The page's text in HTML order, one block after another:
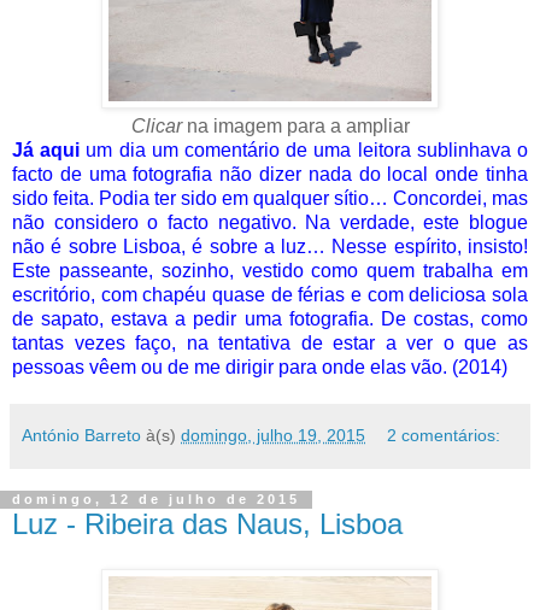
Clicarna imagem para a ampliar
Já aqui um dia um comentário de uma leitora sublinhava o
facto de uma fotografia não dizer nada do local onde tinha
sido feita. Podia ter sido em qualquer sítio… Concordei, mas
não considero o facto negativo. Na verdade, este blogue
não é sobre Lisboa, é sobre a luz… Nesse espírito, insisto!
Este passeante, sozinho, vestido como quem trabalha em
escritório, com chapéu quase de férias e com deliciosa sola
de sapato, estava a pedir uma fotografia. De costas, como
tantas vezes faço, na tentativa de estar a ver o que as
pessoas vêem ou de me dirigir para onde elas vão. (2014)
António Barreto à(s) domingo, julho 19, 2015 2 comentários:
domingo, 12 de julho de 2015
Luz - Ribeira das Naus, Lisboa